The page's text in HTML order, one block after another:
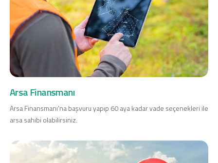
Dijital Bankacılık Hakkımızda Finans Portalı
Yatırımcı İlişkileri
Şube ve ATM’ler
İletişim
Ürün ve Hizmet Ücretleri
Englishالعربية
Dijital Bankacılık Hakkımızda Finans Portalı
Yatırımcı İlişkileri
Şube ve ATM’ler
İletişim
Ürün ve Hizmet Ücretleri
English
Arsa Finansmanı
Arsa Finansmanı'na başvuru yapıp 60 aya kadar vade seçenekleri ile
arsa sahibi olabilirsiniz.